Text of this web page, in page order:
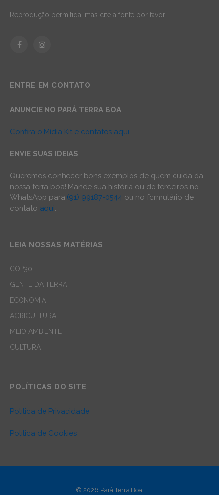
Reprodução permitida, mas cite a fonte por favor!
FacebookInstagram
ENTRE EM CONTATO
ANUNCIE NO PARÁ TERRA BOA
Confira o Mídia Kit e contatos aqui
ENVIE SUAS IDEIAS
Queremos conhecer bons exemplos de quem cuida da
nossa terra boa! Mande sua história ou de terceiros no
WhatsApp para (91) 99187-0544 ou no formulário de
contato aqui.
LEIA NOSSAS MATÉRIAS
COP30
GENTE DA TERRA
ECONOMIA
AGRICULTURA
MEIO AMBIENTE
CULTURA
POLÍTICAS DO SITE
Política de Privacidade
Política de Cookies
© 2026 Pará Terra Boa.